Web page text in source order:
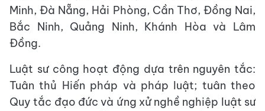
Minh, Đà Nẵng, Hải Phòng, Cần Thơ, Đồng Nai,
Bắc Ninh, Quảng Ninh, Khánh Hòa và Lâm
Đồng.
Luật sư công hoạt động dựa trên nguyên tắc:
Tuân thủ Hiến pháp và pháp luật; tuân theo
Quy tắc đạo đức và ứng xử nghề nghiệp luật sư